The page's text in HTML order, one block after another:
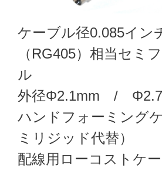
ケーブル径0.085イン
（RG405）相当セミ
ル
外径Φ2.1mm /
ハンドフォーミング
ミリジッド代替）
配線用ローコストケ